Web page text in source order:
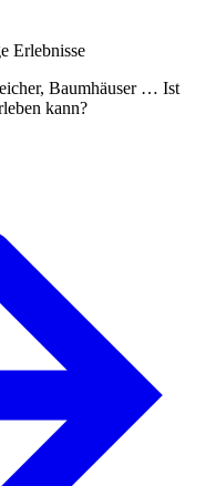
Erlebnisse
Baumhäuser … Ist
kann?